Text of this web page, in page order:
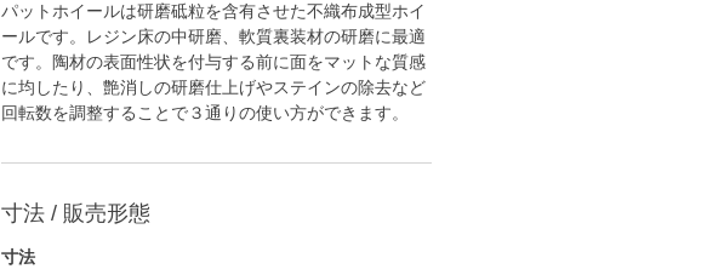
パットホイールは研磨砥粒を含有させた不織布成型ホイ
ールです。レジン床の中研磨、軟質裏装材の研磨に最適
です。陶材の表面性状を付与する前に面をマットな質感
に均したり、艶消しの研磨仕上げやステインの除去など
回転数を調整することで３通りの使い方ができます。
寸法 / 販売形態
寸法